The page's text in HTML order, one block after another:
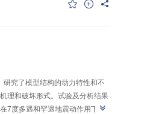
究了模型结构的动力特性和不
理和破坏形式。试验及分析结果
7度多遇和罕遇地震动作用下弹